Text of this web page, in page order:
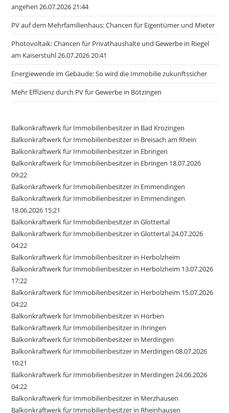
angehen 26.07.2026 21:44
PV auf dem Mehrfamilienhaus: Chancen für Eigentümer und Mieter
Photovoltaik: Chancen für Privathaushalte und Gewerbe in Riegel
am Kaiserstuhl 26.07.2026 20:41
Energiewende im Gebäude: So wird die Immobilie zukunftssicher
Mehr Effizienz durch PV für Gewerbe in Bötzingen
Balkonkraftwerk für Immobilienbesitzer in Bad Krozingen
Balkonkraftwerk für Immobilienbesitzer in Breisach am Rhein
Balkonkraftwerk für Immobilienbesitzer in Ebringen
Balkonkraftwerk für Immobilienbesitzer in Ebringen 18.07.2026
09:22
Balkonkraftwerk für Immobilienbesitzer in Emmendingen
Balkonkraftwerk für Immobilienbesitzer in Emmendingen
18.06.2026 15:21
Balkonkraftwerk für Immobilienbesitzer in Glottertal
Balkonkraftwerk für Immobilienbesitzer in Glottertal 24.07.2026
04:22
Balkonkraftwerk für Immobilienbesitzer in Herbolzheim
Balkonkraftwerk für Immobilienbesitzer in Herbolzheim 13.07.2026
17:22
Balkonkraftwerk für Immobilienbesitzer in Herbolzheim 15.07.2026
04:22
Balkonkraftwerk für Immobilienbesitzer in Horben
Balkonkraftwerk für Immobilienbesitzer in Ihringen
Balkonkraftwerk für Immobilienbesitzer in Merdingen
Balkonkraftwerk für Immobilienbesitzer in Merdingen 08.07.2026
10:21
Balkonkraftwerk für Immobilienbesitzer in Merdingen 24.06.2026
04:22
Balkonkraftwerk für Immobilienbesitzer in Merzhausen
Balkonkraftwerk für Immobilienbesitzer in Rheinhausen